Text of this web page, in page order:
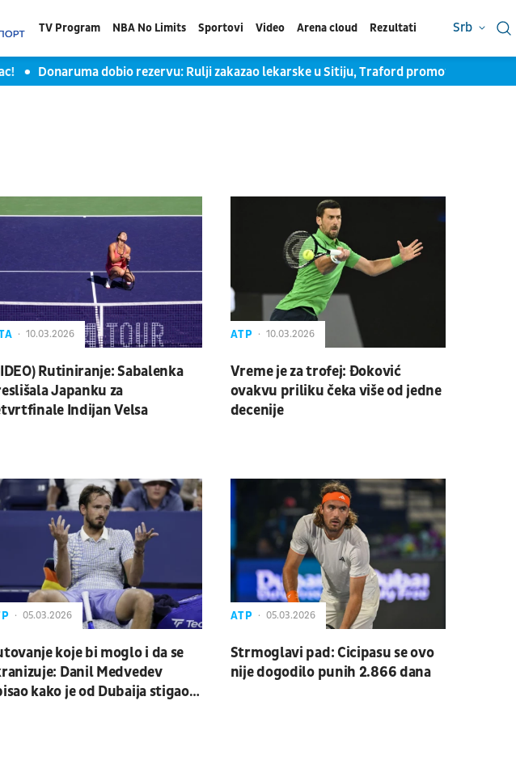
TV Program NBA No Limits Sportovi Video Arena cloud Rezultati Srb
Donaruma dobio rezervu: Rulji zakazao lekarske u Sitiju, Traford promovisan u Lidsu
10.03.2026
Rutiniranje: Sabalenka
Japanku za
Indijan Velsa
ATP 10.03.2026
Vreme je za trofej: Đoković
ovakvu priliku čeka više od jedne
decenije
05.03.2026
koje bi moglo i da se
Danil Medvedev
kako je od Dubaija stigao
ATP 05.03.2026
Strmoglavi pad: Cicipasu se ovo
nije dogodilo punih 2.866 dana